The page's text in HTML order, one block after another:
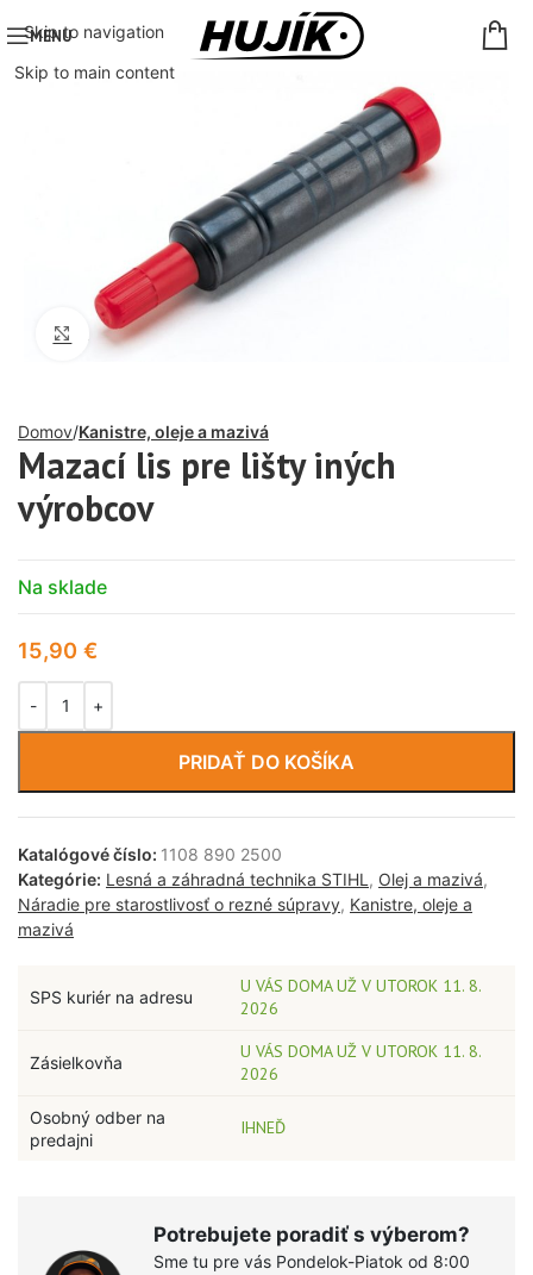
Skip to navigation
Skip to main content
MENU
Click to enlarge
Domov Kanistre, oleje a mazivá
Mazací lis pre lišty iných
výrobcov
Na sklade
15,90 €
PRIDAŤ DO KOŠÍKA
Katalógové číslo: 1108 890 2500
Kategórie: Lesná a záhradná technika STIHL , Olej a mazivá,
Náradie pre starostlivosť o rezné súpravy, Kanistre, oleje a
mazivá
SPS kuriér na adresu
U VÁS DOMA UŽ V UTOROK 11. 8.
2026
Zásielkovňa
U VÁS DOMA UŽ V UTOROK 11. 8.
2026
Osobný odber na
predajni
IHNEĎ
Potrebujete poradiť s výberom?
Sme tu pre vás Pondelok-Piatok od 8:00